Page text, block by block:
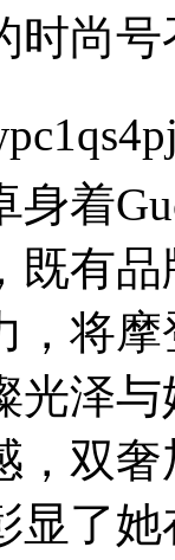
时尚
身着
既有
，将
光泽
，双
显了